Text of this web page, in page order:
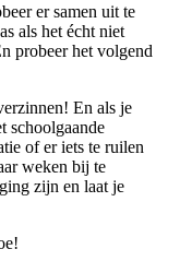
er samen uit te
als het écht niet
probeer het volgend
En als je
schoolgaande
of er iets te ruilen
weken bij te
zijn en laat je